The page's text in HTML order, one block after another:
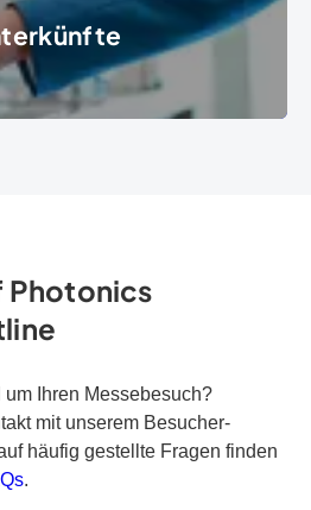
Photonics
Ihren Messebesuch?
mit unserem Besucher-
häufig gestellte Fragen finden
.